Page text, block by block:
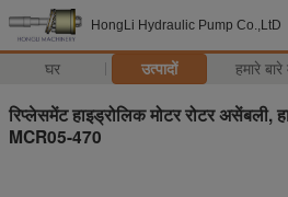
HongLi Hydraulic Pump Co.,LtD
घर उत्पादों हमारे बारे
रिप्लेसमेंट हाइड्रोलिक मोटर रोटर असेंबली,
MCR05-470